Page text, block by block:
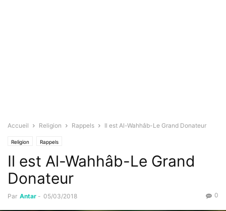
Accueil Religion Rappels Il est Al-Wahhâb-Le Grand Donateur
Religion Rappels
Il est Al-Wahhâb-Le Grand
Donateur
Par Antar - 05/03/2018 0